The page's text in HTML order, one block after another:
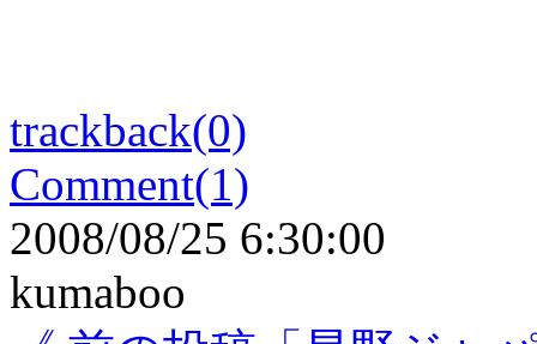
trackback(0)
Comment(1)
2008/08/25 6:30:00
kumaboo